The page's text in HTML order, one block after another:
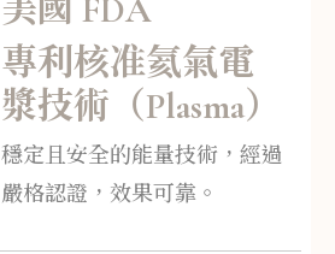
美國 FDA
專利核准氦氣電
漿技術（Plasma）
穩定且安全的能量技術，經過
嚴格認證，效果可靠。